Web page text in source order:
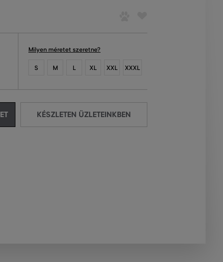
Milyen méretet szeretne?
S M L XL XXL XXXL
KÉSZLETEN ÜZLETEINKBEN